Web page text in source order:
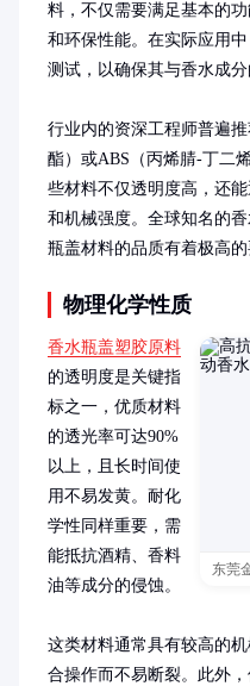
料，不仅需要满足基本的
和环保性能。在实际应用
测试，以确保其与香水成分
行业内的资深工程师普遍
酯）或ABS（丙烯腈-丁二
些材料不仅透明度高，还
和机械强度。全球知名的
瓶盖材料的品质有着极高的
物理化学性质
东莞
香水瓶盖塑胶原料
的透明度是关键指
标之一，优质材料
的透光率可达90%
以上，且长时间使
用不易发黄。耐化
学性同样重要，需
能抵抗酒精、香料
油等成分的侵蚀。
这类材料通常具有较高的
合操作而不易断裂。此外